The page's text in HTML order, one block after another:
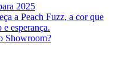
2025
a Peach Fuzz, a cor que
esperança.
Showroom?